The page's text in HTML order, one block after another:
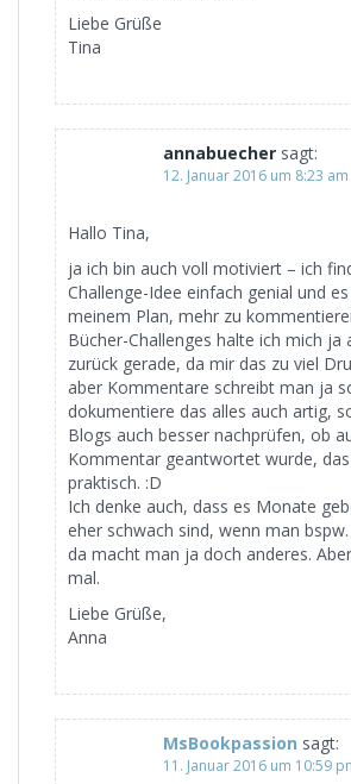
Liebe Grüße
Tina
annabuecher sagt:
12. Januar 2016 um 8:23
Hallo Tina,
ja ich bin auch voll motiviert – ich
Challenge-Idee einfach genial und
meinem Plan, mehr zu
Bücher-Challenges halte ich mich ja
zurück gerade, da mir das zu viel
aber Kommentare schreibt man ja
dokumentiere das alles auch artig,
Blogs auch besser nachprüfen, ob
Kommentar geantwortet wurde,
praktisch. :D
Ich denke auch, dass es Monate
eher schwach sind, wenn man
da macht man ja doch anderes.
mal.
Liebe Grüße,
Anna
MsBookpassion sagt:
11. Januar 2016 um 10:59